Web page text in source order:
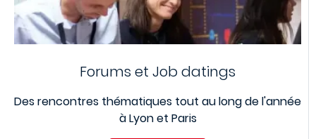
Forums et Job datings
Des rencontres thématiques tout au long de l'année
à Lyon et Paris